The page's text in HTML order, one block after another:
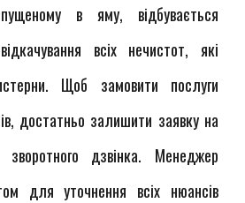
в яму, відбувається
всіх нечистот, які
Щоб замовити послуги
достатньо залишити заявку на
дзвінка. Менеджер
для уточнення всіх нюансів